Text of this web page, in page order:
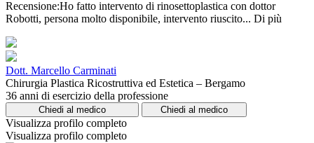
Recensione:Ho fatto intervento di rinosettoplastica con dottor
Robotti, persona molto disponibile, intervento riuscito... Di più
Dott. Marcello Carminati
Chirurgia Plastica Ricostruttiva ed Estetica – Bergamo
36 anni di esercizio della professione
Chiedi al medico Chiedi al medico
Visualizza profilo completo
Visualizza profilo completo